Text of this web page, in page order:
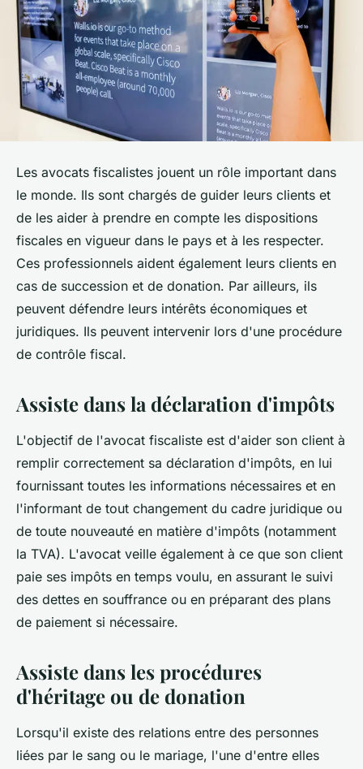
Les avocats fiscalistes jouent un rôle important dans
le monde. Ils sont chargés de guider leurs clients et
de les aider à prendre en compte les dispositions
fiscales en vigueur dans le pays et à les respecter.
Ces professionnels aident également leurs clients en
cas de succession et de donation. Par ailleurs, ils
peuvent défendre leurs intérêts économiques et
juridiques. Ils peuvent intervenir lors d'une procédure
de contrôle fiscal.
Assiste dans la déclaration d'impôts
L'objectif de l'avocat fiscaliste est d'aider son client à
remplir correctement sa déclaration d'impôts, en lui
fournissant toutes les informations nécessaires et en
l'informant de tout changement du cadre juridique ou
de toute nouveauté en matière d'impôts (notamment
la TVA). L'avocat veille également à ce que son client
paie ses impôts en temps voulu, en assurant le suivi
des dettes en souffrance ou en préparant des plans
de paiement si nécessaire.
Assiste dans les procédures
d'héritage ou de donation
Lorsqu'il existe des relations entre des personnes
liées par le sang ou le mariage, l'une d'entre elles